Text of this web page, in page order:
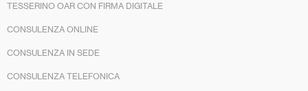
TESSERINO OAR CON FIRMA DIGITALE
CONSULENZA ONLINE
CONSULENZA IN SEDE
CONSULENZA TELEFONICA